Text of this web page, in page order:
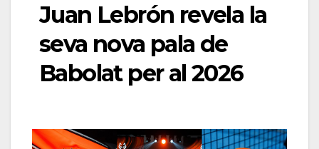
Juan Lebrón revela la
seva nova pala de
Babolat per al 2026